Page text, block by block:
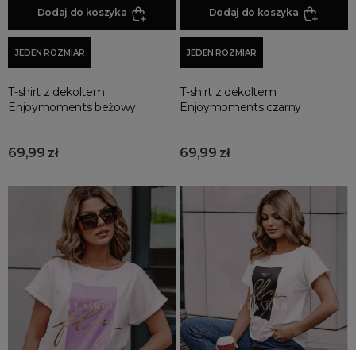
Cyber Monday
Black Week
Wyprzedaż noworoczna
Dodaj do koszyka
JEDEN ROZMIAR
T-shirt z dekoltem
Enjoymoments beżowy
69,99 zł
Dodaj do koszyka
JEDEN ROZMIAR
T-shirt z dekoltem
Enjoymoments czarny
69,99 zł